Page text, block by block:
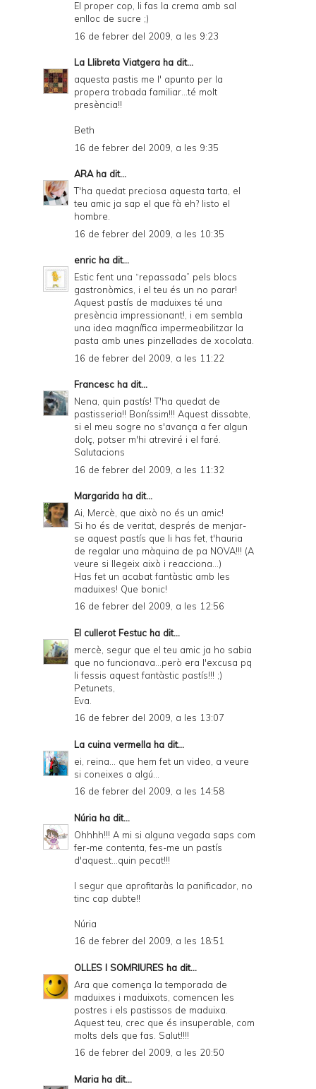
El proper cop, li fas la crema amb sal
enlloc de sucre ;)
16 de febrer del 2009, a les 9:23
La Llibreta Viatgera ha dit...
aquesta pastis me l' apunto per la
propera trobada familiar...té molt
presència!!
Beth
16 de febrer del 2009, a les 9:35
ARAha dit...
T'ha quedat preciosa aquesta tarta, el
teu amic ja sap el que fà eh? listo el
hombre.
16 de febrer del 2009, a les 10:35
enric ha dit...
Estic fent una “repassada” pels blocs
gastronòmics, i el teu és un no parar!
Aquest pastís de maduixes té una
presència impressionant!, i em sembla
una idea magnífica impermeabilitzar la
pasta amb unes pinzellades de xocolata.
16 de febrer del 2009, a les 11:22
Francesc ha dit...
Nena, quin pastís! T'ha quedat de
pastisseria!! Boníssim!!! Aquest dissabte,
si el meu sogre no s'avança a fer algun
dolç, potser m'hi atreviré i el faré.
Salutacions
16 de febrer del 2009, a les 11:32
Margarida ha dit...
Ai, Mercè, que això no és un amic!
Si ho és de veritat, després de menjar-
se aquest pastís que li has fet, t'hauria
de regalar una màquina de pa NOVA!!! (A
veure si llegeix això i reacciona...)
Has fet un acabat fantàstic amb les
maduixes! Que bonic!
16 de febrer del 2009, a les 12:56
El cullerot Festuc ha dit...
mercè, segur que el teu amic ja ho sabia
que no funcionava...però era l'excusa pq
li fessis aquest fantàstic pastís!!! ;)
Petunets,
Eva.
16 de febrer del 2009, a les 13:07
La cuina vermella ha dit...
ei, reina... que hem fet un video, a veure
si coneixes a algú...
16 de febrer del 2009, a les 14:58
Núria ha dit...
Ohhhh!!! A mi si alguna vegada saps com
fer-me contenta, fes-me un pastís
d'aquest...quin pecat!!!
I segur que aprofitaràs la panificador, no
tinc cap dubte!!
Núria
16 de febrer del 2009, a les 18:51
OLLES I SOMRIURES ha dit...
Ara que comença la temporada de
maduixes i maduixots, comencen les
postres i els pastissos de maduixa.
Aquest teu, crec que és insuperable, com
molts dels que fas. Salut!!!!
16 de febrer del 2009, a les 20:50
Maria ha dit...